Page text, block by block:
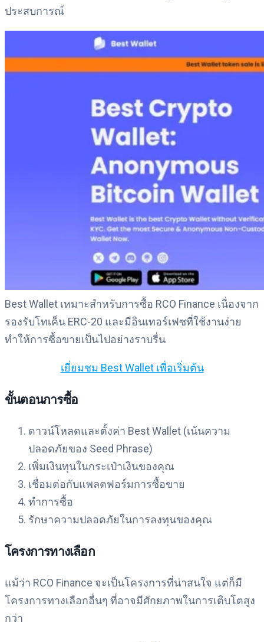
ประสบการณ์
Best Wallet เหมาะสำหรับการซื้อ RCO Finance เนื่องจาก
รองรับโทเค็น ERC-20 และมีอินเทอร์เฟซที่ใช้งานง่าย
ทำให้การซื้อขายเป็นไปอย่างราบรื่น
เยี่ยมชม Best Wallet เพื่อเริ่มต้น
ขั้นตอนการซื้อ
ดาวน์โหลดและตั้งค่า Best Wallet (เน้นความ
ปลอดภัยของ Seed Phrase)
เพิ่มเงินทุนในกระเป๋าเงินของคุณ
เชื่อมต่อกับแพลตฟอร์มการซื้อขาย
ทำการซื้อ
รักษาความปลอดภัยในการลงทุนของคุณ
โครงการทางเลือก
แม้ว่า RCO Finance จะเป็นโครงการที่น่าสนใจ แต่ก็มี
โครงการทางเลือกอื่นๆ ที่อาจมีศักยภาพในการเติบโตสูง
กว่า